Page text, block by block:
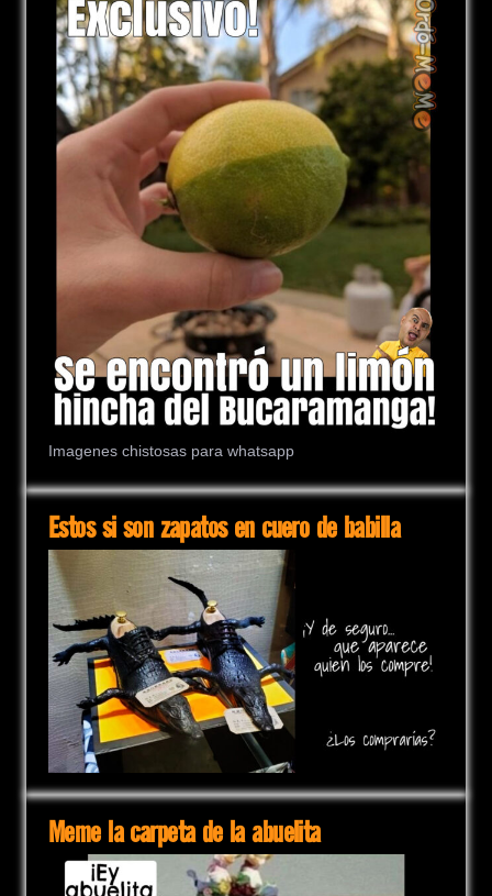
Imagenes chistosas para whatsapp
Estos si son zapatos en cuero de babilla
Meme la carpeta de la abuelita